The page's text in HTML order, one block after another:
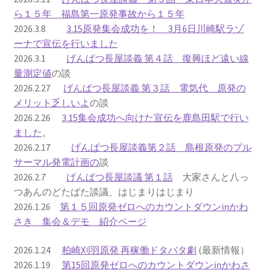
原発ゼロと未来
原発動向
原発 日誌
2022.7.15東電・株主訴訟 経営陣に13兆円賠償命令
2022.8.1 福島第一原発 汚染配管撤去 失敗続きで計画
断念
2022.8.9 福島第一原発 汚染水海洋放出トンネル工事
着工
超 老朽対策容認
ら１５年 福島第一原発事故から１５年
2026.3.8 3.15原発集会成功を！ 3月6日川崎駅ラゾ
ーナで宣伝を行いました
2026.3.1 げんぱつ長屋談義 第４話 復興ほど遠い線
量測定値の談
2026.2.27 げんぱつ長屋談義 第３話 電気代 原発の
メリット乏しいよの談
2026.2.26 3.15集会成功へ向けた宣伝を鹿島田駅で行い
ました。
2026.2.17 げんぱつ長屋談義第２話 島根原発のプル
サーマル発電計画の談
2026.2.7 げんぱつ長屋談議 第１話大家さんと八っ
つあんのどたばた談議、はじまりはじまり
2026.1.26 第１５回原発ゼロへのカウントダウンinかわ
さき 集会＆デモ 紹介ページ
2026.1.24 柏崎刈羽原発 再稼働ドタバタ劇 (最新情報）
2026.1.19 第15回原発ゼロへのカウントダウンinかわさ